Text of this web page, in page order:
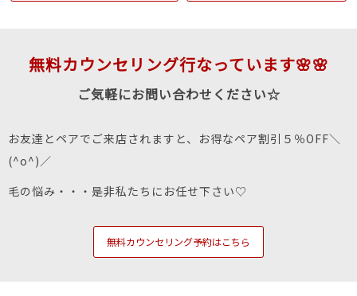
無料カウンセリング行なっています🌸🌸
ご気軽にお問い合わせください☆
お友達とペアでご来店されますと、お得なペア割引５％OFF＼
(^o^)／
毛の悩み・・・是非私たちにお任せ下さい♡
無料カウンセリング予約はこちら